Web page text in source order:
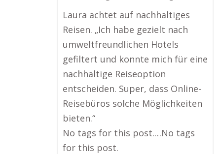
Laura achtet auf nachhaltiges
Reisen. „Ich habe gezielt nach
umweltfreundlichen Hotels
gefiltert und konnte mich für eine
nachhaltige Reiseoption
entscheiden. Super, dass Online-
Reisebüros solche Möglichkeiten
bieten.“
No tags for this post.…No tags
for this post.